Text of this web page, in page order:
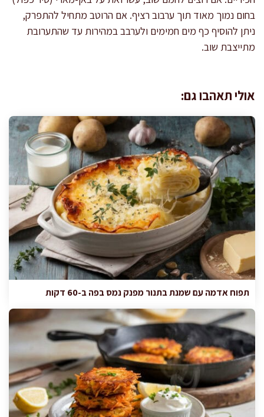
בחום נמוך מאוד תוך ערבוב רציף. אם הרוטב מתחיל להתפרק,
ניתן להוסיף כף מים חמימים ולערבב במהירות עד שהתערובת
מתייצבת שוב.
אולי תאהבו גם:
תפוח אדמה עם שמנת בתנור מפנק נמס בפה ב-60 דקות